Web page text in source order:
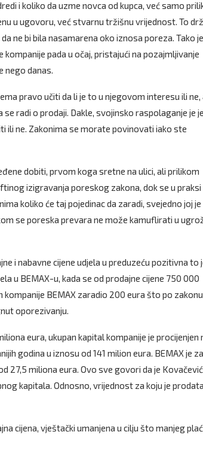
i koliko da uzme novca od kupca, već samo
u ugovoru, već stvarnu tržišnu vrijednost. To
ne bi bila nasamarena oko iznosa poreza. Tako
pada u očaj, pristajući na pozajmljivanje
nego danas.
pravo učiti da li je to u njegovom interesu ili ne,
radi o prodaji. Dakle, svojinsko raspolaganje je
ili ne. Zakonima se morate povinovati iako ste
dobiti, prvom koga sretne na ulici, ali prilikom
izigravanja poreskog zakona, dok se u praksi
koliko će taj pojedinac da zaradi, svejedno joj je
se poreska prevara ne može kamuflirati u
i nabavne cijene udjela u preduzeću pozitivna to
u BEMAX-u, kada se od prodajne cijene 750 000
BEMAX zaradio 200 eura što po
oporezivanju.
eura, ukupan kapital kompanije je procijenjen
godina u iznosu od 141 milion eura. BEMAX je za
27,5 miliona eura. Ovo sve govori da je Kovačević
kapitala. Odnosno, vrijednost za koju je prodata
cijena, vještački umanjena u cilju što manjeg